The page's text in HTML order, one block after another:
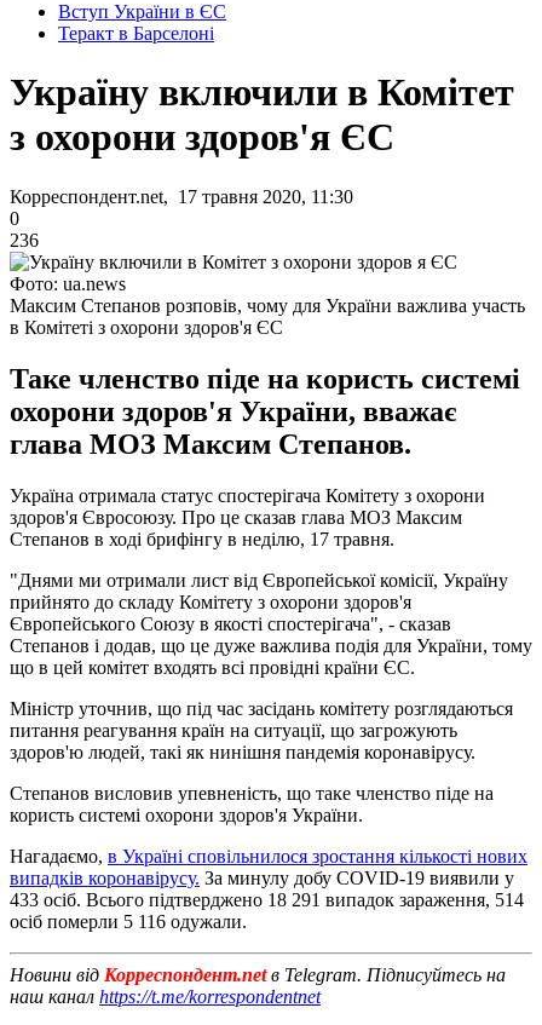
Вступ України в ЄС
Теракт в Барселоні
Україну включили в Комітет
з охорони здоров'я ЄС
Корреспондент.net, 17 травня 2020, 11:30
0
236
Фото: ua.news
Максим Степанов розповів, чому для України важлива участь
в Комітеті з охорони здоров'я ЄС
Таке членство піде на користь системі
охорони здоров'я України, вважає
глава МОЗ Максим Степанов.
Україна отримала статус спостерігача Комітету з охорони
здоров'я Євроcоюзу. Про це сказав глава МОЗ Максим
Степанов в ході брифінгу в неділю, 17 травня.
"Днями ми отримали лист від Європейської комісії, Україну
прийнято до складу Комітету з охорони здоров'я
Європейського Союзу в якості спостерігача", - сказав
Степанов і додав, що це дуже важлива подія для України, тому
що в цей комітет входять всі провідні країни ЄС.
Міністр уточнив, що під час засідань комітету розглядаються
питання реагування країн на ситуації, що загрожують
здоров'ю людей, такі як нинішня пандемія коронавірусу.
Степанов висловив упевненість, що таке членство піде на
користь системі охорони здоров'я України.
Нагадаємо, в Україні сповільнилося зростання кількості нових
випадків коронавірусу. За минулу добу COVID-19 виявили у
433 осіб. Всього підтверджено 18 291 випадок зараження, 514
осіб померли 5 116 одужали.
Новини від Корреспондент.netв Telegram. Підписуйтесь на
наш канал https://t.me/korrespondentnet